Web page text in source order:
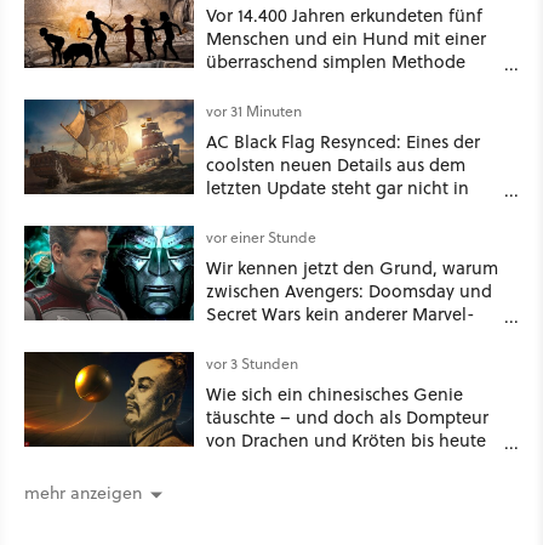
Vor 14.400 Jahren erkundeten fünf
Menschen und ein Hund mit einer
überraschend simplen Methode
Spuren für die Ewigkeit
vor 31 Minuten
AC Black Flag Resynced: Eines der
coolsten neuen Details aus dem
letzten Update steht gar nicht in
vor einer Stunde
Wir kennen jetzt den Grund, warum
zwischen Avengers: Doomsday und
Secret Wars kein anderer Marvel-
vor 3 Stunden
Wie sich ein chinesisches Genie
täuschte – und doch als Dompteur
von Drachen und Kröten bis heute
mehr anzeigen